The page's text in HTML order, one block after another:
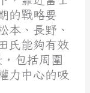
的戰略要
本、長野、
氏能夠有效
包括周圍
力中心的吸